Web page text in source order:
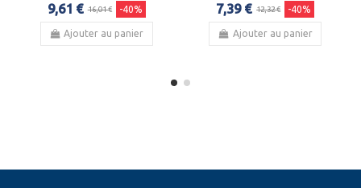
9,61 € 16,01 € -40%
Ajouter au panier
7,39 € 12,32 € -40%
Ajouter au panier